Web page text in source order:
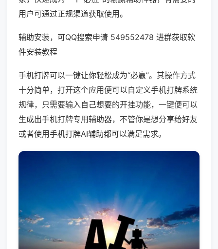
用户可通过正规渠道获取使用。
辅助安装，可QQ搜索申请 549552478 进群获取软
件安装教程
手机打牌可以一键让你轻松成为“必赢”。其操作方式
十分简单，打开这个应用便可以自定义手机打牌系统
规律，只需要输入自己想要的开挂功能，一键便可以
生成出手机打牌专用辅助器，不管你是想分享给好友
或者使用手机打牌AI辅助都可以满足需求。